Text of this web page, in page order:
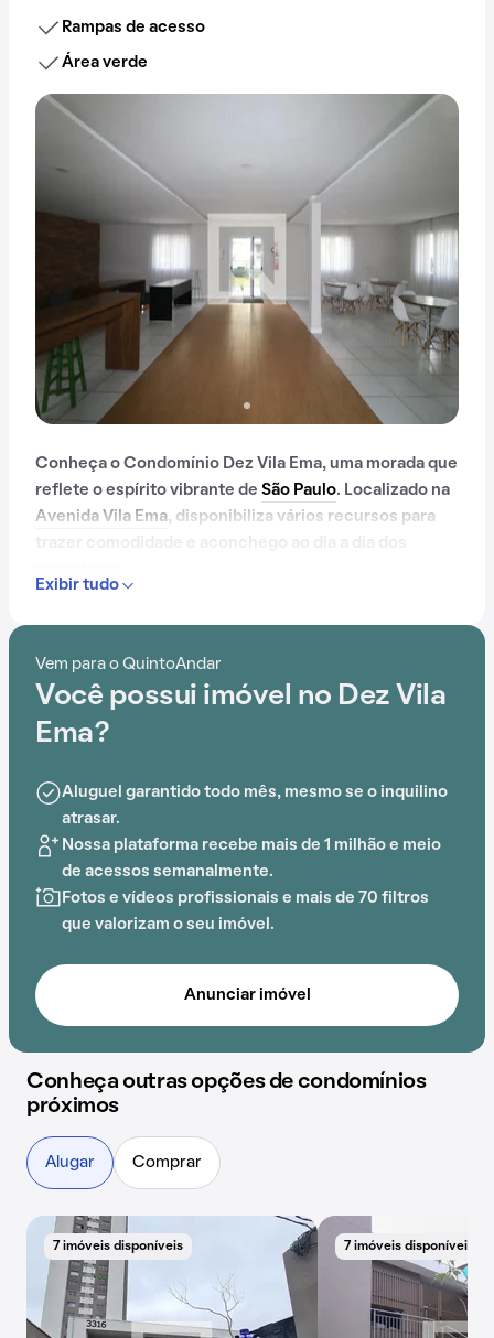
Rampas de acesso
Área verde
Conheça o Condomínio Dez Vila Ema, uma morada que
reflete o espírito vibrante de São Paulo. Localizado na
Avenida Vila Ema, disponibiliza vários recursos para
Contando com portaria 24 horas, elevador, academia,
brinquedoteca, o Condomínio Dez Vila Ema é
preparado para atender às necessidades dos
moradores que buscam lazer e conforto em um só
A proximidade com
Diem Objetivo, Praça Dona Leonor Louzanda, Colégio
Rinco Progressivo, Praça Emma Nothmann e Escola
Estadual Secundino Domingues acrescenta
Exibir tudo
Vem para o QuintoAndar
Você possui imóvel no Dez Vila
Ema?
Aluguel garantido todo mês, mesmo se o inquilino
atrasar.
Nossa plataforma recebe mais de 1 milhão e meio
de acessos semanalmente.
Fotos e vídeos profissionais e mais de 70 filtros
que valorizam o seu imóvel.
Anunciar imóvel
Conheça outras opções de condomínios
próximos
Alugar Comprar
7 imóveis disponíveis 7 imóveis disponíveis